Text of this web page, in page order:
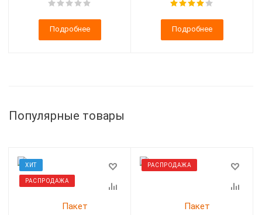
Подробнее Подробнее
Популярные товары
ХИТ
РАСПРОДАЖА
РАСПРОДАЖА